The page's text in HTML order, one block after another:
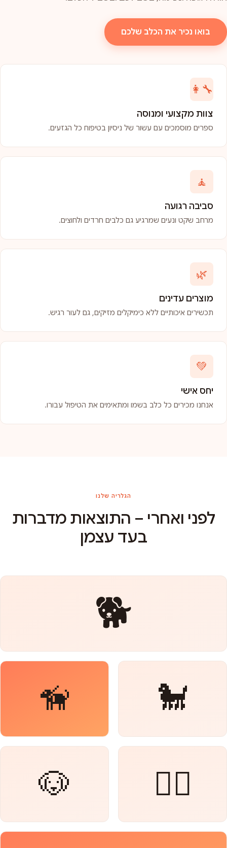
בואו נכיר את הכלב שלכם
👩‍🔧
צוות מקצועי ומנוסה
ספרים מוסמכים עם עשור של ניסיון בטיפוח כל הגזעים.
🧘
סביבה רגועה
מרחב שקט ונעים שמרגיע גם כלבים חרדים ולחוצים.
🌿
מוצרים עדינים
תכשירים איכותיים ללא כימיקלים מזיקים, גם לעור רגיש.
💚
יחס אישי
אנחנו מכירים כל כלב בשמו ומתאימים את הטיפול עבורו.
הגלריה שלנו
לפני ואחרי – התוצאות מדברות
בעד עצמן
🐕
🐩
🦮
🐕‍🦺
🐶